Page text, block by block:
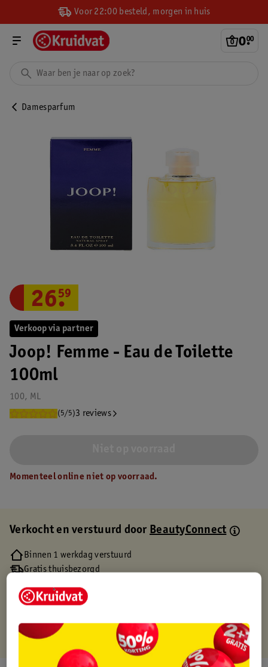
Voor 22:00 besteld, morgen in huis
0.
00
Damesparfum
Verkoop via partner
Joop! Femme - Eau de Toilette
100ml
100, ML
(5/5)3 reviews
26.
59
Momenteel online niet op voorraad.
Verkocht en verstuurd doorBeautyConnect
Binnen 1 werkdag verstuurd
Gratis thuisbezorgd
Gratis punten met je Kruidvat kaart